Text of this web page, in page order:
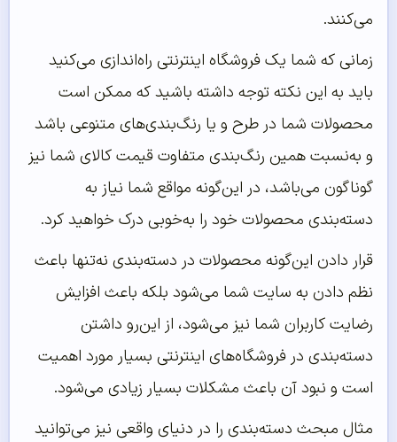
می‌کنند.
زمانی که شما یک فروشگاه اینترنتی راه‌اندازی می‌کنید
باید به این نکته توجه داشته باشید که ممکن است
محصولات شما در طرح و یا رنگ‌بندی‌های متنوعی باشد
و به‌نسبت همین رنگ‌بندی متفاوت قیمت کالای شما نیز
گوناگون می‌باشد، در این‌گونه مواقع شما نیاز به
دسته‌بندی محصولات خود را به‌خوبی درک خواهید کرد.
قرار دادن این‌گونه محصولات در دسته‌بندی نه‌تنها باعث
نظم دادن به سایت شما می‌شود بلکه باعث افزایش
رضایت کاربران شما نیز می‌شود، از این‌رو داشتن
دسته‌بندی در فروشگاه‌های اینترنتی بسیار مورد اهمیت
است و نبود آن باعث مشکلات بسیار زیادی می‌شود.
مثال مبحث دسته‌بندی را در دنیای واقعی نیز می‌توانید